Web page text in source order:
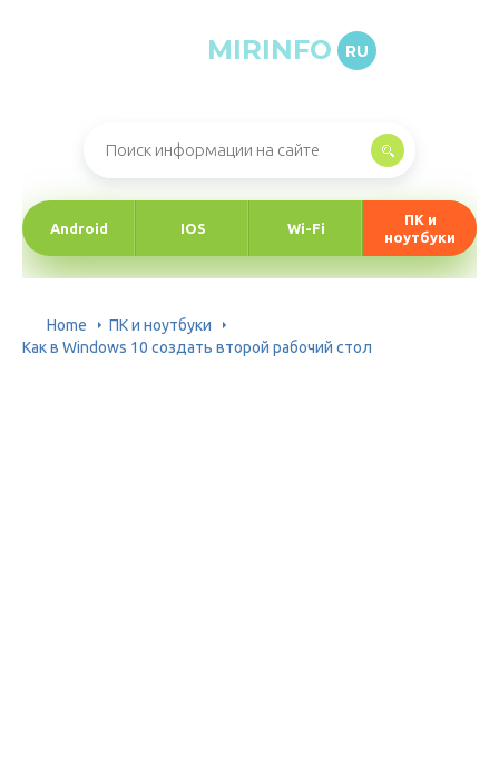
MIRINFO RU
Android IOS Wi-Fi
ПК и
ноутбуки
Home
ПК и ноутбуки
Как в Windows 10 создать второй рабочий стол